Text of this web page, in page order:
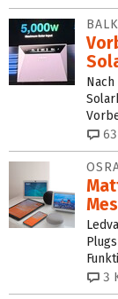
63
3